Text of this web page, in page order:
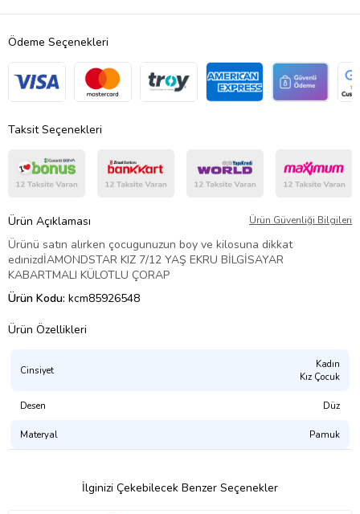
Ödeme Seçenekleri
Taksit Seçenekleri
Ürün Açıklaması Ürün Güvenliği Bilgileri
Ürünü satın alırken çocugunuzun boy ve kilosuna dikkat
edınizdİAMONDSTAR KIZ 7/12 YAŞ EKRU BİLGİSAYAR
KABARTMALI KÜLOTLU ÇORAP
Ürün Kodu: kcm85926548
Ürün Özellikleri
Cinsiyet
Kadın
Kız Çocuk
Desen Düz
Materyal Pamuk
İlginizi Çekebilecek Benzer Seçenekler